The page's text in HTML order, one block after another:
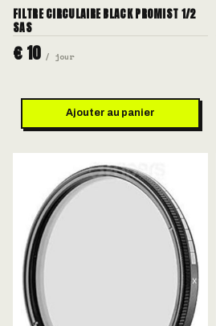
FILTRE CIRCULAIRE BLACK PROMIST 1/2
SAS
€ 10 / jour
Ajouter au panier